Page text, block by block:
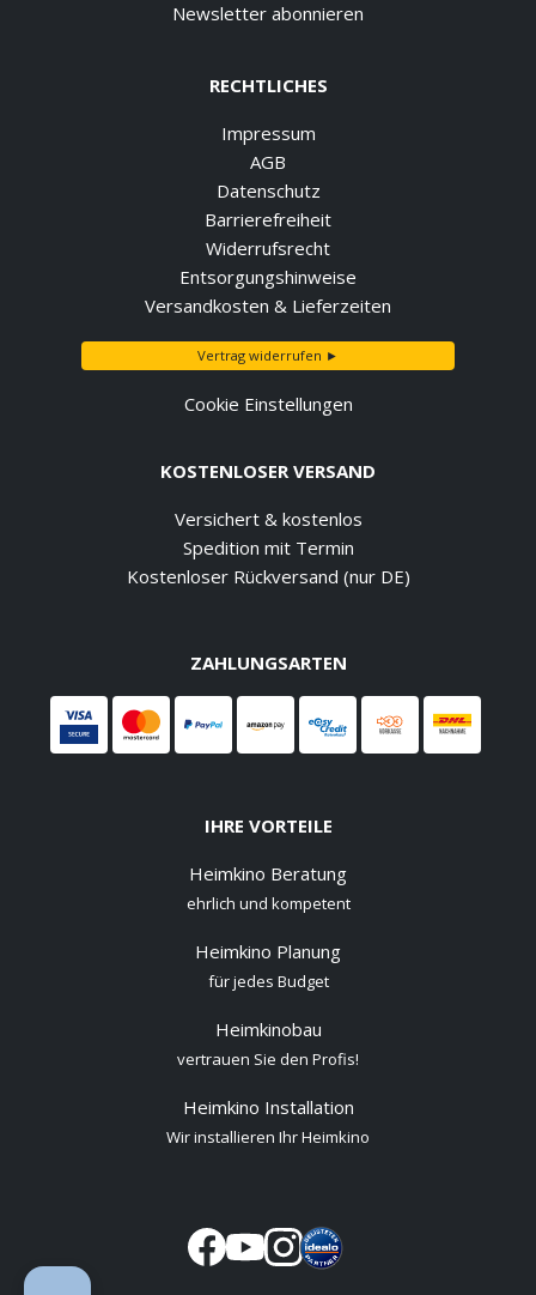
Newsletter abonnieren
RECHTLICHES
Impressum
AGB
Datenschutz
Barrierefreiheit
Widerrufsrecht
Entsorgungshinweise
Versandkosten & Lieferzeiten
Vertrag widerrufen ►
Cookie Einstellungen
KOSTENLOSER VERSAND
Versichert & kostenlos
Spedition mit Termin
Kostenloser Rückversand (nur DE)
ZAHLUNGSARTEN
IHRE VORTEILE
Heimkino Beratung
ehrlich und kompetent
Heimkino Planung
für jedes Budget
Heimkinobau
vertrauen Sie den Profis!
Heimkino Installation
Wir installieren Ihr Heimkino